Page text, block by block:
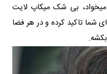
بی شک میکاپ لایت
شما تاکید کرده و در هر فضا